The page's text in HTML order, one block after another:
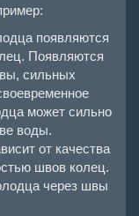
появляются
Появляются
сильных
может сильно
воды.
от качества
швов колец.
через швы